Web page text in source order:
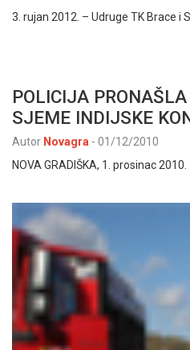
3. rujan 2012. – Udruge TK Brace i
POLICIJA
SJEME INDIJSKE
Autor Novagra - 01/12/2010
NOVA GRADIŠKA, 1. prosinac